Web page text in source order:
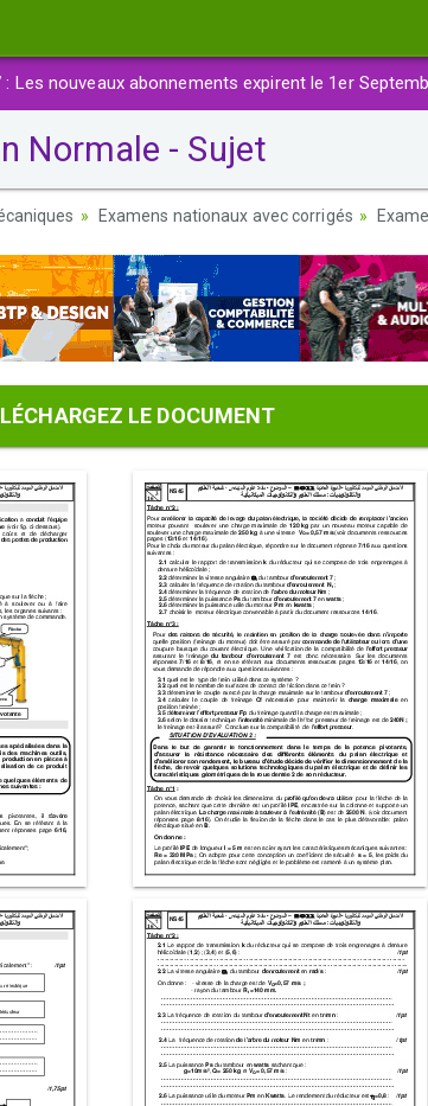
: Les nouveaux abonnements expirent le 1er
Normale - Sujet
Examens nationaux avec corrigés
LE DOCUMENT